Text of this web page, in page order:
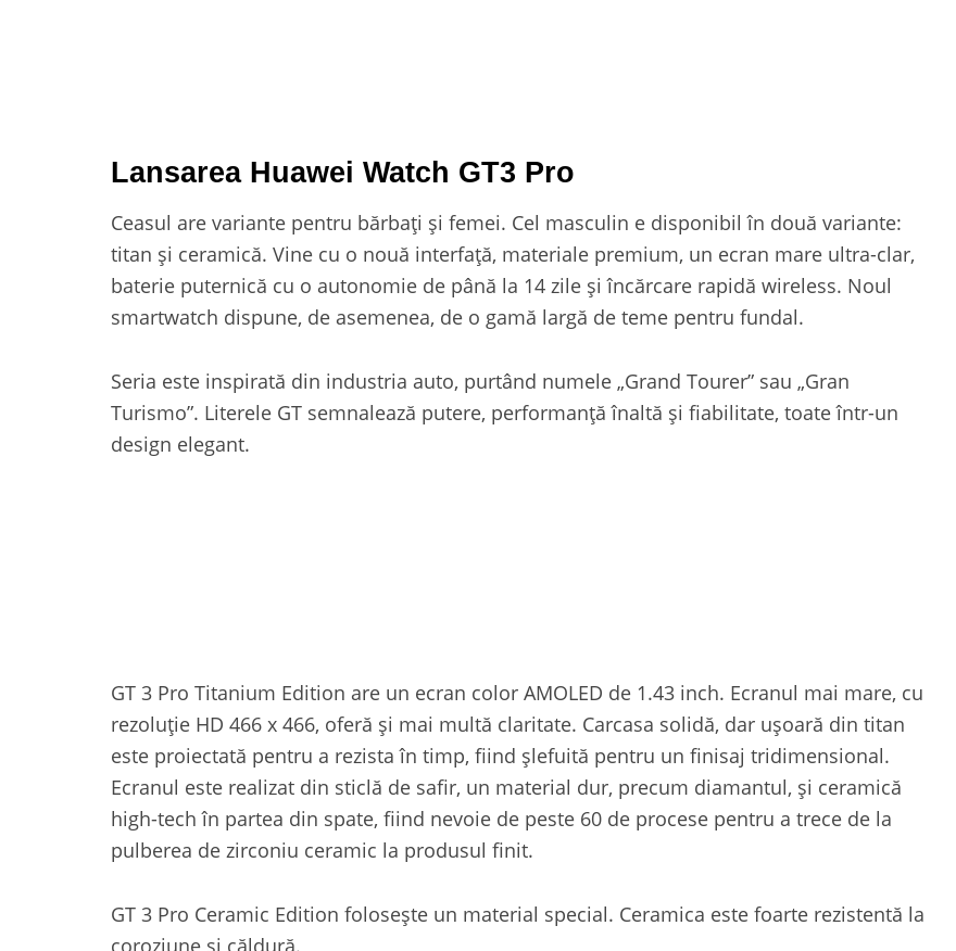
Lansarea Huawei Watch GT3 Pro
Ceasul are variante pentru bărbați și femei. Cel masculin e disponibil în două variante:
titan și ceramică. Vine cu o nouă interfață, materiale premium, un ecran mare ultra-clar,
baterie puternică cu o autonomie de până la 14 zile și încărcare rapidă wireless. Noul
smartwatch dispune, de asemenea, de o gamă largă de teme pentru fundal.
Seria este inspirată din industria auto, purtând numele „Grand Tourer” sau „Gran
Turismo”. Literele GT semnalează putere, performanță înaltă și fiabilitate, toate într-un
design elegant.
GT 3 Pro Titanium Edition are un ecran color AMOLED de 1.43 inch. Ecranul mai mare, cu
rezoluție HD 466 x 466, oferă și mai multă claritate. Carcasa solidă, dar ușoară din titan
este proiectată pentru a rezista în timp, fiind șlefuită pentru un finisaj tridimensional.
Ecranul este realizat din sticlă de safir, un material dur, precum diamantul, și ceramică
high-tech în partea din spate, fiind nevoie de peste 60 de procese pentru a trece de la
pulberea de zirconiu ceramic la produsul finit.
GT 3 Pro Ceramic Edition folosește un material special. Ceramica este foarte rezistentă la
coroziune și căldură.